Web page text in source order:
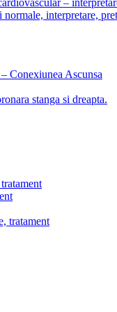
–
interpretare, pret
Conexiunea Ascunsa
stanga si dreapta.
tratament